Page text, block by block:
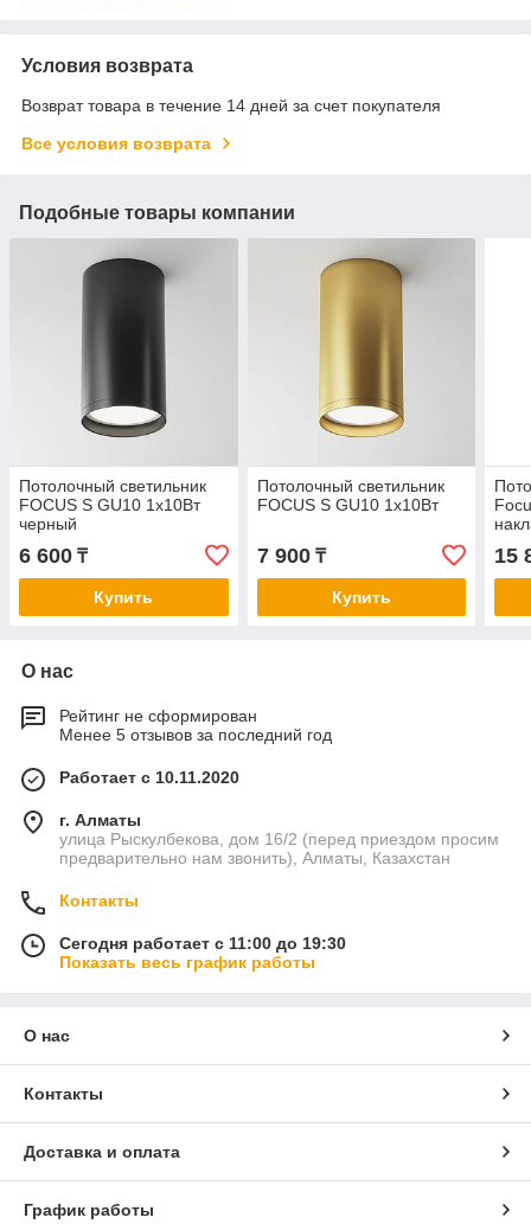
Условия возврата
Возврат товара в течение 14 дней за счет покупателя
Все условия возврата
Подобные товары компании
Потолочный светильник
FOCUS S GU10 1x10Вт
черный
6 600 ₸
Купить
Потолочный светильник
FOCUS S GU10 1x10Вт
7 900₸
Купить
15
О нас
Рейтинг не сформирован
Менее 5 отзывов за последний год
Работает с 10.11.2020
г. Алматы
улица Рыскулбекова, дом 16/2 (перед приездом просим
предварительно нам звонить), Алматы, Казахстан
Контакты
Сегодня работает с 11:00 до 19:30
Показать весь график работы
О нас
Контакты
Доставка и оплата
График работы